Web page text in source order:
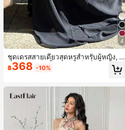
4
ชุดเดรสสายเดี่ยวสุดหรูสำหรับผู้หญิง, ชุ
ดเดรสผ้าทอสีพื้นเข้ารูปเซ็กซี่สำหรับฤดู
ร้อน สีดำ
฿368 -10%